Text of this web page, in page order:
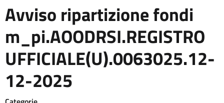
Avviso ripartizione fondi
m_pi.AOODRSI.REGISTRO
UFFICIALE(U).0063025.12-
12-2025